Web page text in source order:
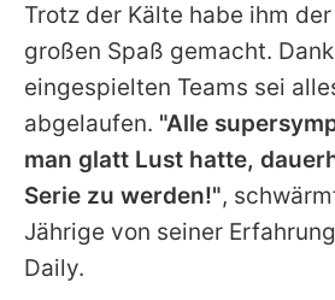
Trotz der Kälte habe ihm
großen Spaß gemacht.
eingespielten Teams sei
abgelaufen. "Alle
man glatt Lust hatte,
Serie zu werden!",
Jährige von seiner
Daily.